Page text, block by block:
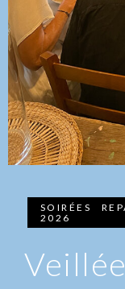
SOIRÉES
2026